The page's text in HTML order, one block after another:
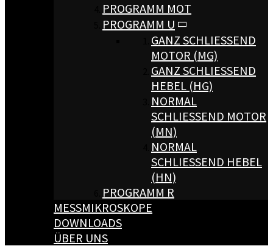
PROGRAMM MOT
PROGRAMM U
GANZ SCHLIESSEND M
OTOR (MG)
GANZ SCHLIESSEND H
EBEL (HG)
NORMAL
SCHLIESSEND MOTOR (
MN)
NORMAL
SCHLIESSEND HEBEL (
HN)
PROGRAMM R
MESSMIKROSKOPE
DOWNLOADS
ÜBER UNS